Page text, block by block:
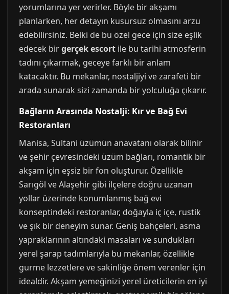
yorumlarına yer verirler. Böyle bir akşamı
planlarken, her detayın kusursuz olmasını arzu
edebilirsiniz. Belki de bu özel gece için size eşlik
edecek birgerçek escort ile bu tarihi atmosferin
tadını çıkarmak, geceye farklı bir anlam
katacaktır. Bu mekanlar, nostaljiyi ve zarafeti bir
arada sunarak sizi zamanda bir yolculuğa çıkarır.
Bağların Arasında Nostalji: Kır ve Bağ Evi
Restoranları
Manisa, Sultani üzümün anavatanı olarak bilinir
ve şehir çevresindeki üzüm bağları, romantik bir
akşam için eşsiz bir fon oluşturur. Özellikle
Sarıgöl ve Alaşehir gibi ilçelere doğru uzanan
yollar üzerinde konumlanmış bağ evi
konseptindeki restoranlar, doğayla iç içe, rustik
ve şık bir deneyim sunar. Geniş bahçeleri, asma
yapraklarının altındaki masaları ve sundukları
yerel şarap tadımlarıyla bu mekanlar, özellikle
gurme lezzetlere ve sakinliğe önem verenler için
idealdir. Akşam yemeğinizi yerel üreticilerin en iyi